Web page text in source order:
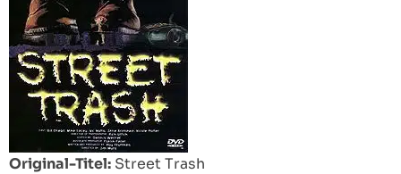
Original-Titel: Street Trash